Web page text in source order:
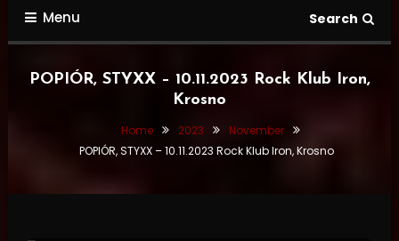
Menu Search
POPIÓR, STYXX – 10.11.2023 Rock Klub Iron,
Krosno
Home 2023
November
POPIÓR, STYXX – 10.11.2023 Rock Klub Iron, Krosno
Show Reviews